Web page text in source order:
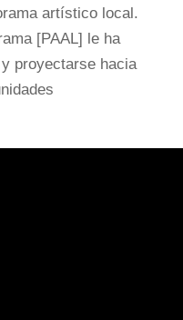
artístico local.
[PAAL] le ha
proyectarse hacia